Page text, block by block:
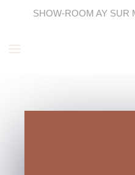
SHOW-ROOM AY SUR
a